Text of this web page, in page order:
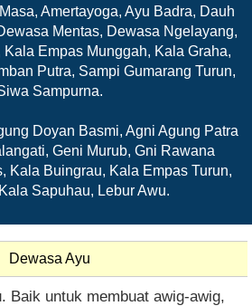
Amertayoga, Ayu Badra, Dauh
Mentas, Dewasa Ngelayang,
Empas Munggah, Kala Graha,
Putra, Sampi Gumarang Turun,
Sampurna.
Doyan Basmi, Agni Agung Patra
Geni Murub, Gni Rawana
Kala Buingrau, Kala Empas Turun,
Sapuhau, Lebur Awu.
Dewasa Ayu
Baik untuk membuat awig-awig,